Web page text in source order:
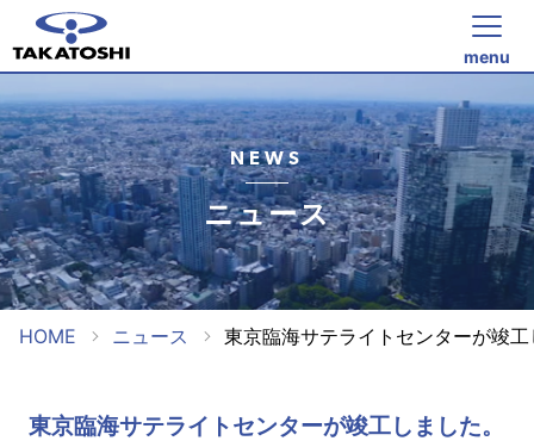
menu
NEWS
ニュース
HOME ニュース 東京臨海サテライトセンターが竣
東京臨海サテライトセンターが竣工しました。